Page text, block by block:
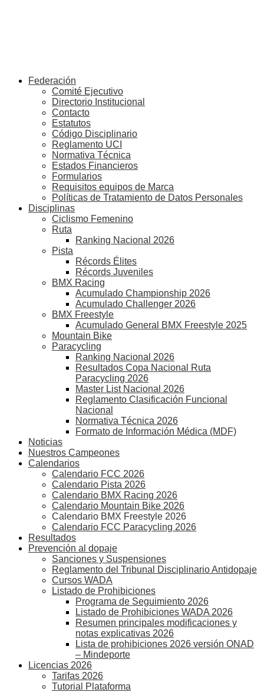
Federación
Comité Ejecutivo
Directorio Institucional
Contacto
Estatutos
Código Disciplinario
Reglamento UCI
Normativa Técnica
Estados Financieros
Formularios
Requisitos equipos de Marca
Políticas de Tratamiento de Datos Personales
Disciplinas
Ciclismo Femenino
Ruta
Ranking Nacional 2026
Pista
Récords Élites
Récords Juveniles
BMX Racing
Acumulado Championship 2026
Acumulado Challenger 2026
BMX Freestyle
Acumulado General BMX Freestyle 2025
Mountain Bike
Paracycling
Ranking Nacional 2026
Resultados Copa Nacional Ruta
Paracycling 2026
Master List Nacional 2026
Reglamento Clasificación Funcional
Nacional
Normativa Técnica 2026
Formato de Información Médica (MDF)
Noticias
Nuestros Campeones
Calendarios
Calendario FCC 2026
Calendario Pista 2026
Calendario BMX Racing 2026
Calendario Mountain Bike 2026
Calendario BMX Freestyle 2026
Calendario FCC Paracycling 2026
Resultados
Prevención al dopaje
Sanciones y Suspensiones
Reglamento del Tribunal Disciplinario Antidopaje
Cursos WADA
Listado de Prohibiciones
Programa de Seguimiento 2026
Listado de Prohibiciones WADA 2026
Resumen principales modificaciones y
notas explicativas 2026
Lista de prohibiciones 2026 versión ONAD
– Mindeporte
Licencias 2026
Tarifas 2026
Tutorial Plataforma